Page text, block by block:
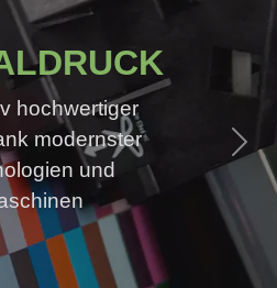
hochwertiger
modernster
und
Next